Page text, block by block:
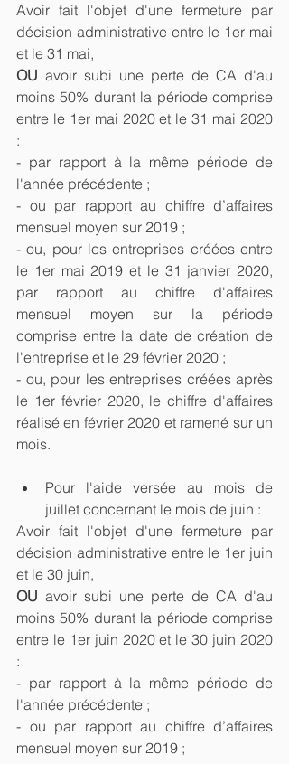
Avoir fait l'objet d'une fermeture par
décision administrative entre le 1er mai
et le 31 mai,
OU avoir subi une perte de CA d'au
moins 50% durant la période comprise
entre le 1er mai 2020 et le 31 mai 2020
:
- par rapport à la même période de
l'année précédente ;
- ou par rapport au chiffre d’affaires
mensuel moyen sur 2019 ;
- ou, pour les entreprises créées entre
le 1er mai 2019 et le 31 janvier 2020,
par rapport au chiffre d'affaires
mensuel moyen sur la période
comprise entre la date de création de
l'entreprise et le 29 février 2020 ;
- ou, pour les entreprises créées après
le 1er février 2020, le chiffre d'affaires
réalisé en février 2020 et ramené sur un
mois.
Pour l'aide versée au mois de
juillet concernant le mois de juin :
Avoir fait l'objet d'une fermeture par
décision administrative entre le 1er juin
et le 30 juin,
OU avoir subi une perte de CA d'au
moins 50% durant la période comprise
entre le 1er juin 2020 et le 30 juin 2020
:
- par rapport à la même période de
l'année précédente ;
- ou par rapport au chiffre d’affaires
mensuel moyen sur 2019 ;